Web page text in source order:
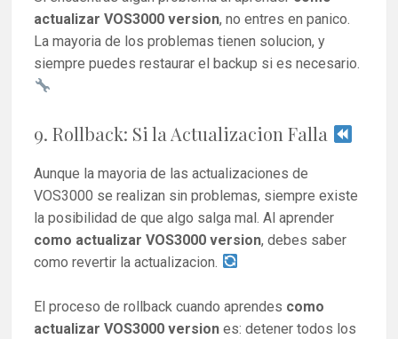
actualizar VOS3000 version, no entres en panico.
La mayoria de los problemas tienen solucion, y
siempre puedes restaurar el backup si es necesario.
9. Rollback: Si la Actualizacion Falla
Aunque la mayoria de las actualizaciones de
VOS3000 se realizan sin problemas, siempre existe
la posibilidad de que algo salga mal. Al aprender
como actualizar VOS3000 version, debes saber
como revertir la actualizacion.
El proceso de rollback cuando aprendes como
actualizar VOS3000 version es: detener todos los